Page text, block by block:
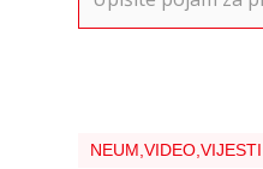
for:
NEUM VIDEO, VIJESTI